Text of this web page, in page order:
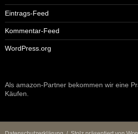
Eintrags-Feed
Kommentar-Feed
WordPress.org
Als amazon-Partner bekommen wir eine
Käufen.